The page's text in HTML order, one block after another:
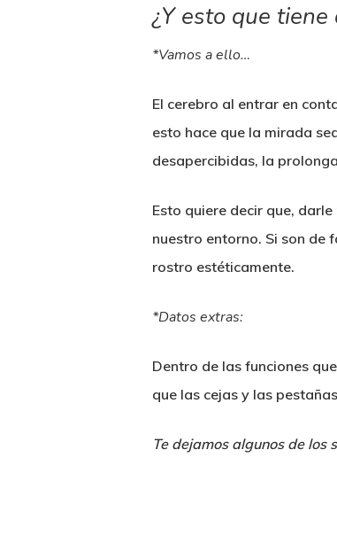
¿Y esto que
*Vamos a ello…
El cerebro al entrar en
esto hace que la mirada
desapercibidas, la
Esto quiere decir que,
nuestro entorno. Si son de
rostro estéticamente.
*Datos extras:
Dentro de las funciones
que las cejas y las
Te dejamos algunos de los